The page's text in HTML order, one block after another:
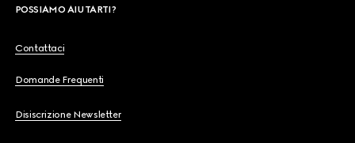
POSSIAMO AIUTARTI?
Contattaci
Domande Frequenti
Disiscrizione Newsletter